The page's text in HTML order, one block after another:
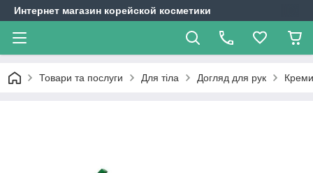
Интернет магазин корейской косметики
Товари та послуги Для тіла Догляд для рук